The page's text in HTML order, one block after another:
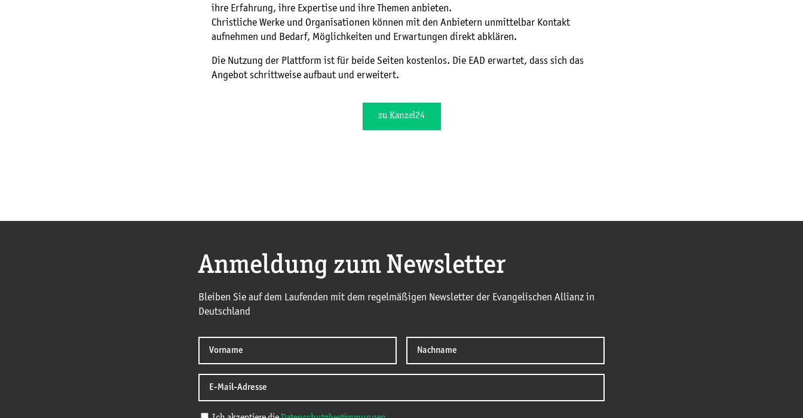
ihre Erfahrung, ihre Expertise und ihre Themen anbieten.
Christliche Werke und Organisationen können mit den Anbietern unmittelbar Kontakt
aufnehmen und Bedarf, Möglichkeiten und Erwartungen direkt abklären.
Die Nutzung der Plattform ist für beide Seiten kostenlos. Die EAD erwartet, dass sich das
Angebot schrittweise aufbaut und erweitert.
zu Kanzel24
Anmeldung zum Newsletter
Bleiben Sie auf dem Laufenden mit dem regelmäßigen Newsletter der Evangelischen Allianz in
Deutschland